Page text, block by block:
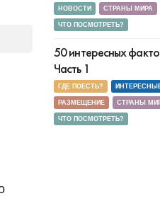
НОВОСТИ СТРАНЫ МИРА
ЧТО ПОСМОТРЕТЬ?
50 интересных
Часть 1
ГДЕ ПОЕСТЬ?
РАЗМЕЩЕНИЕ СТРАНЫ
ЧТО ПОСМОТРЕТЬ?